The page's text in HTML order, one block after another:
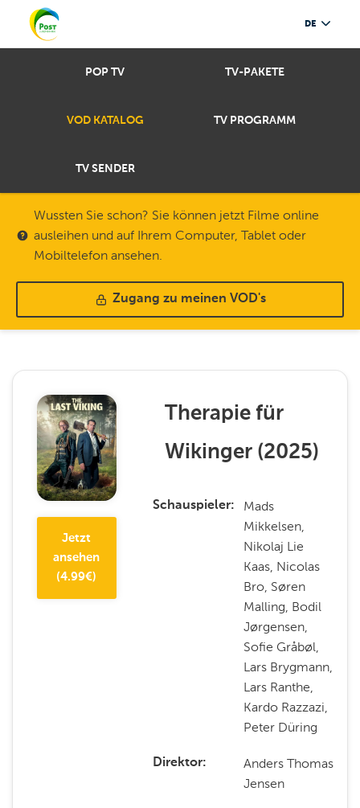
DE
POP TV TV-PAKETE
VOD KATALOG TV PROGRAMM
TV SENDER
Wussten Sie schon? Sie können jetzt Filme online
ausleihen und auf Ihrem Computer, Tablet oder
Mobiltelefon ansehen.
Zugang zu meinen VOD's
Jetzt
ansehen
(4.99€)
Therapie für
Wikinger (2025)
Schauspieler
Mads
Mikkelsen,
Nikolaj Lie
Kaas, Nicolas
Bro, Søren
Malling, Bodil
Jørgensen,
Sofie Gråbøl,
Lars Brygmann,
Lars Ranthe,
Kardo Razzazi,
Peter Düring
Direktor
Anders Thomas
Jensen